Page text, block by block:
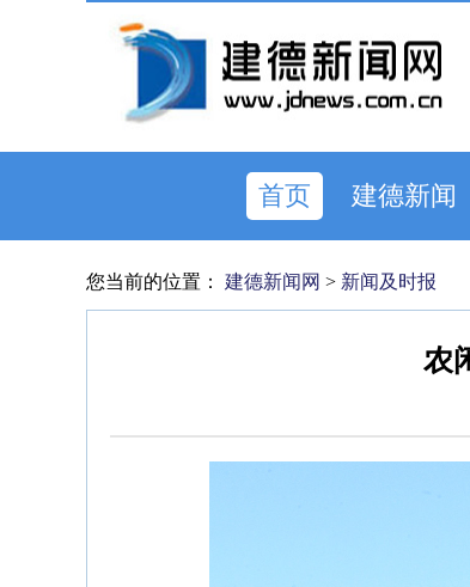
首页 建德新闻
您当前的位置： 建德新闻网 > 新闻及时报
农